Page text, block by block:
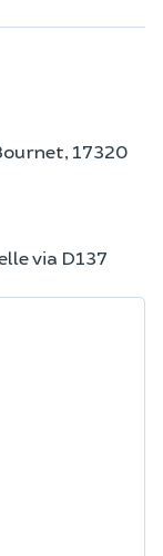
17320
via D137